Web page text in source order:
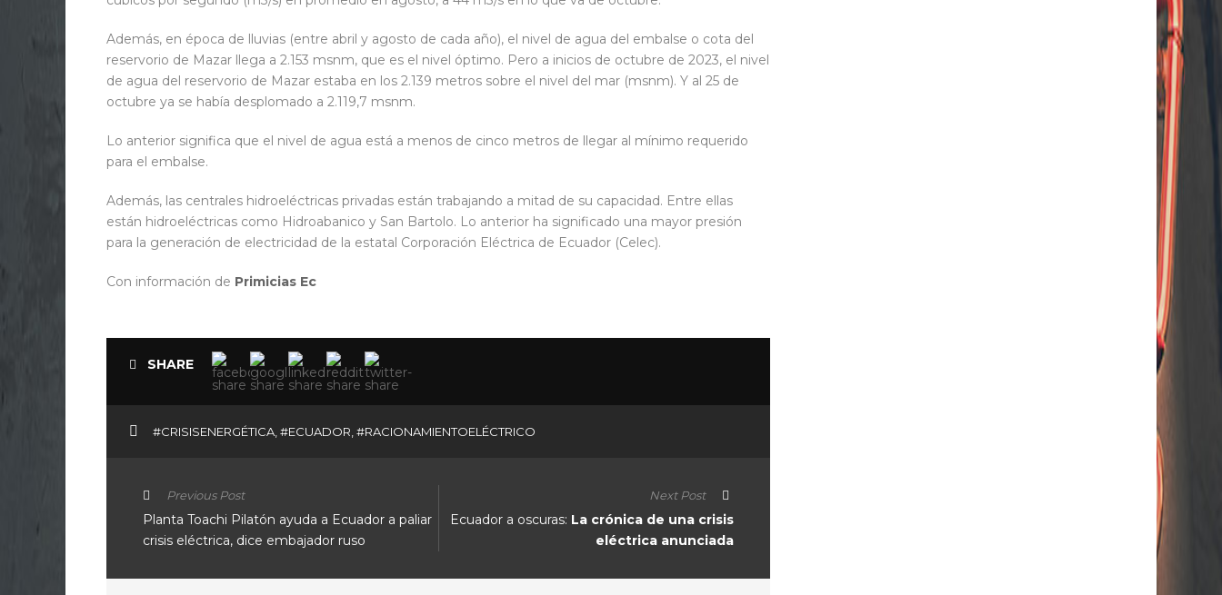
Además, en época de lluvias (entre abril y agosto de cada año), el nivel de agua del embalse o cota del
reservorio de Mazar llega a 2.153 msnm, que es el nivel óptimo. Pero a inicios de octubre de 2023, el nivel
de agua del reservorio de Mazar estaba en los 2.139 metros sobre el nivel del mar (msnm). Y al 25 de
octubre ya se había desplomado a 2.119,7 msnm.
Lo anterior significa que el nivel de agua está a menos de cinco metros de llegar al mínimo requerido
para el embalse.
Además, las centrales hidroeléctricas privadas están trabajando a mitad de su capacidad. Entre ellas
están hidroeléctricas como Hidroabanico y San Bartolo. Lo anterior ha significado una mayor presión
para la generación de electricidad de la estatal Corporación Eléctrica de Ecuador (Celec).
Con información de Primicias Ec
SHARE
#CRISISENERGÉTICA #ECUADOR #RACIONAMIENTOELÉCTRICO
Previous Post
Planta Toachi Pilatón ayuda a Ecuador a paliar
crisis eléctrica, dice embajador ruso
Next Post
Ecuador a oscuras: La crónica de una crisis
eléctrica anunciada